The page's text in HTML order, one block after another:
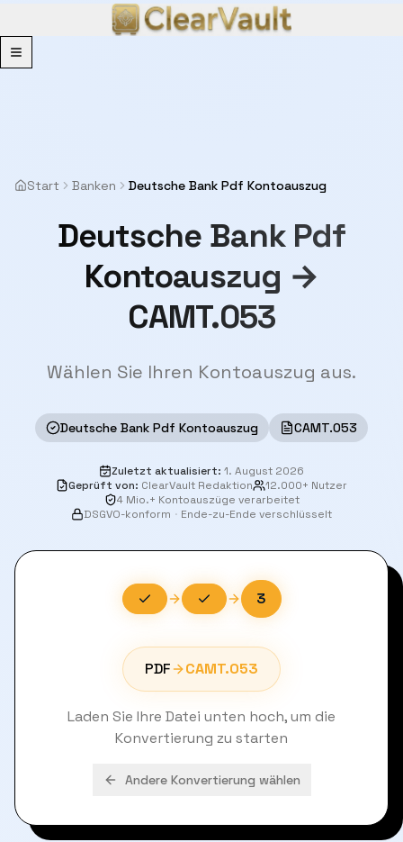
Menu
Start Banken Deutsche Bank Pdf Kontoauszug
Deutsche Bank Pdf
Kontoauszug →
CAMT.053
Wählen Sie Ihren Kontoauszug aus.
Deutsche Bank Pdf Kontoauszug CAMT.053
Zuletzt aktualisiert: 1. August 2026
Geprüft von: ClearVault Redaktion
12.000+ Nutzer
4 Mio.+ Kontoauszüge verarbeitet
DSGVO-konform · Ende-zu-Ende verschlüsselt
3
PDF CAMT.053
Laden Sie Ihre Datei unten hoch, um die
Konvertierung zu starten
Andere Konvertierung wählen